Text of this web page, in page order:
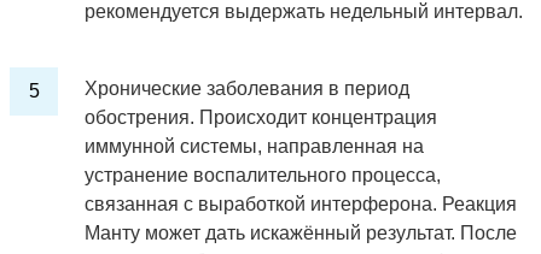
рекомендуется выдержать недельный интервал.
Хронические заболевания в период
обострения. Происходит концентрация
иммунной системы, направленная на
устранение воспалительного процесса,
связанная с выработкой интерферона. Реакция
Манту может дать искажённый результат. После